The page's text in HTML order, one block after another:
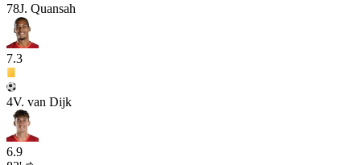
78J. Quansah
7.3
4V. van Dijk
6.9